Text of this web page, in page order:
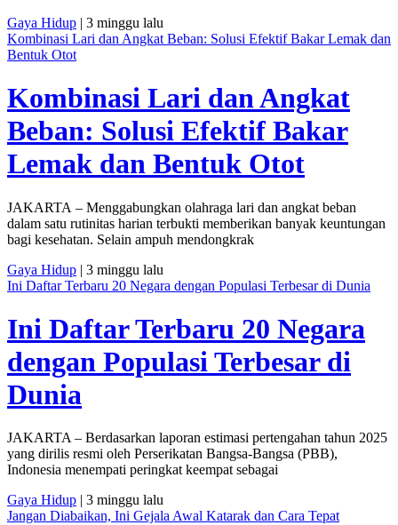
Gaya Hidup | 3 minggu lalu
Kombinasi Lari dan Angkat Beban: Solusi Efektif Bakar Lemak dan
Bentuk Otot
Kombinasi Lari dan Angkat
Beban: Solusi Efektif Bakar
Lemak dan Bentuk Otot
JAKARTA – Menggabungkan olahraga lari dan angkat beban
dalam satu rutinitas harian terbukti memberikan banyak keuntungan
bagi kesehatan. Selain ampuh mendongkrak
Gaya Hidup | 3 minggu lalu
Ini Daftar Terbaru 20 Negara dengan Populasi Terbesar di Dunia
Ini Daftar Terbaru 20 Negara
dengan Populasi Terbesar di
Dunia
JAKARTA – Berdasarkan laporan estimasi pertengahan tahun 2025
yang dirilis resmi oleh Perserikatan Bangsa-Bangsa (PBB),
Indonesia menempati peringkat keempat sebagai
Gaya Hidup | 3 minggu lalu
Jangan Diabaikan, Ini Gejala Awal Katarak dan Cara Tepat